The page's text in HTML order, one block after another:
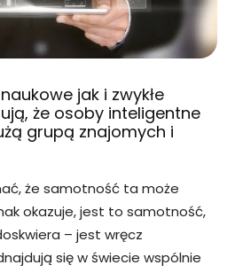
jak i zwykłe
że osoby inteligentne
grupą znajomych i
że samotność ta może
okazuje, jest to samotność,
– jest wręcz
się w świecie wspólnie